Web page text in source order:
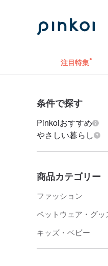
注目特集
条件で探す
Pinkoiおすすめ
やさしい暮らし
商品カテゴリー
ファッション
ペットウェア・グッ
キッズ・ベビー